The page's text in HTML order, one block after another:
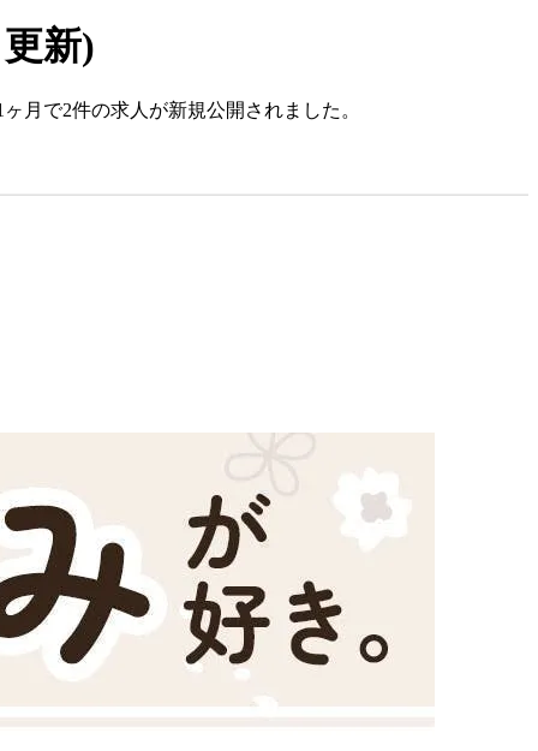
新)
月で2件の求人が新規公開されました。